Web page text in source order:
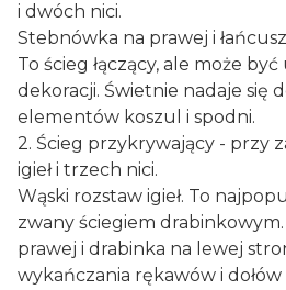
i dwóch nici.
Stebnówka na prawej i
To ścieg łączący, ale może
dekoracji. Świetnie nadaje się
elementów koszul i spodni.
2. Ścieg przykrywający - przy
igieł i trzech nici.
Wąski rozstaw igieł. To
zwany ściegiem
prawej i drabinka na lewej
wykańczania rękawów i